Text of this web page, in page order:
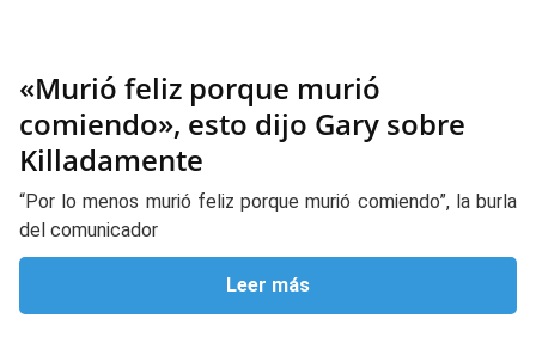
«Murió feliz porque murió
comiendo», esto dijo Gary sobre
Killadamente
“Por lo menos murió feliz porque murió comiendo”, la burla
del comunicador
Leer más